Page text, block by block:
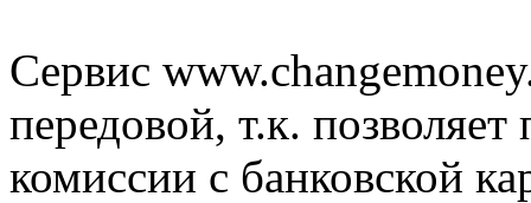
Сервис
передовой, т.к.
комиссии с банковской